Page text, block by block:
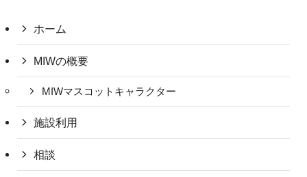
ホーム
MIWの概要
MIWマスコットキャラクター
施設利用
相談